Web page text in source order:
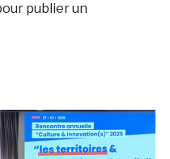
publier un